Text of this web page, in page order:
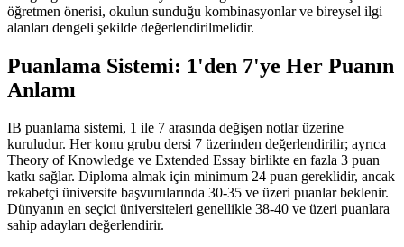
öğretmen önerisi, okulun sunduğu kombinasyonlar ve bireysel ilgi
alanları dengeli şekilde değerlendirilmelidir.
Puanlama Sistemi: 1'den 7'ye Her Puanın
Anlamı
IB puanlama sistemi, 1 ile 7 arasında değişen notlar üzerine
kuruludur. Her konu grubu dersi 7 üzerinden değerlendirilir; ayrıca
Theory of Knowledge ve Extended Essay birlikte en fazla 3 puan
katkı sağlar. Diploma almak için minimum 24 puan gereklidir, ancak
rekabetçi üniversite başvurularında 30-35 ve üzeri puanlar beklenir.
Dünyanın en seçici üniversiteleri genellikle 38-40 ve üzeri puanlara
sahip adayları değerlendirir.